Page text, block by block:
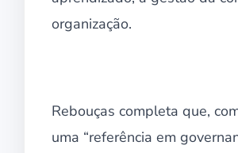
organização.
Rebouças completa que,
uma “referência em